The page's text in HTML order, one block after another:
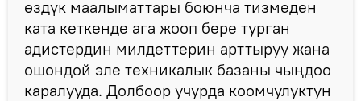
өздүк маалыматтары боюнча тизмеден
ката кеткенде ага жооп бере турган
адистердин милдеттерин арттыруу жана
ошондой эле техникалык базаны чыңдоо
каралууда. Долбоор учурда коомчулуктун